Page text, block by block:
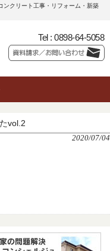
ンクリート工事・リフォーム・新築
Tel : 0898-64-5058
vol.2
2020/07/04